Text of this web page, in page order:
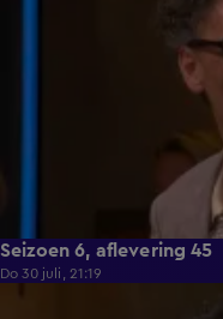
Seizoen 6, aflevering 45
Do 30 juli, 21:19